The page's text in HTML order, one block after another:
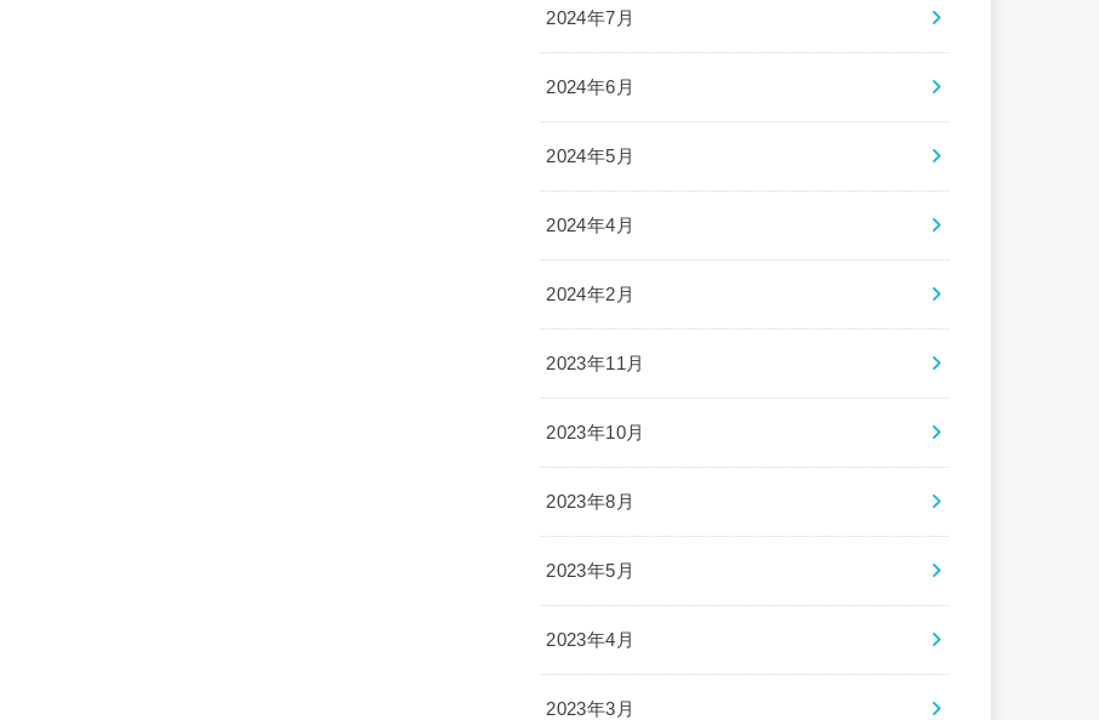
2024年7月
2024年6月
2024年5月
2024年4月
2024年2月
2023年11月
2023年10月
2023年8月
2023年5月
2023年4月
2023年3月